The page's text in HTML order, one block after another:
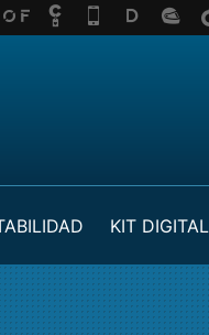
KIT DIGITAL